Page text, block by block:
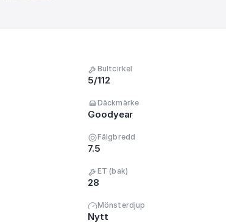
Bultcirkel
5/112
Däckmärke
Goodyear
Fälgbredd
7.5
ET (bak)
28
Mönsterdjup
Nytt